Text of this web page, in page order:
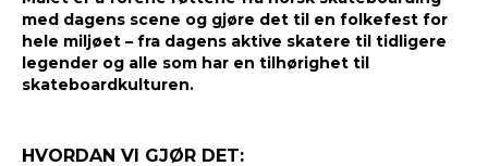
med dagens scene og gjøre det til en folkefest for
hele miljøet – fra dagens aktive skatere til tidligere
legender og alle som har en tilhørighet til
skateboardkulturen.
HVORDAN VI GJØR DET: